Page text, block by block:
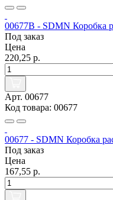
00677B - SDMN Коробка
Под заказ
Цена
220,25 р.
Арт. 00677
Код товара: 00677
00677 - SDMN Коробка
Под заказ
Цена
167,55 р.